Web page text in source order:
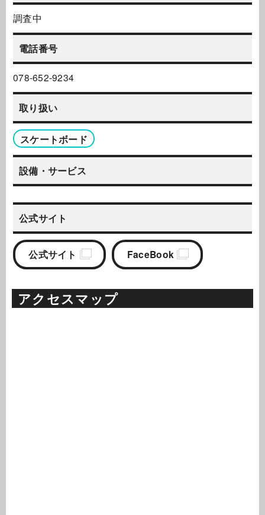
調査中
電話番号
078-652-9234
取り扱い
スケートボード
設備・サービス
公式サイト
公式サイト FaceBook
アクセスマップ